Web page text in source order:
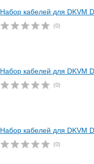
Набор кабелей для DKVM
(0)
Набор кабелей для DKVM
(0)
Набор кабелей для DKVM
(0)